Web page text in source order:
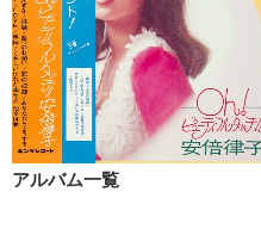
アルバム一覧